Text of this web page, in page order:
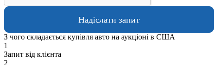
З чого складається купівля авто на аукціоні в США
1
Запит від клієнта
2